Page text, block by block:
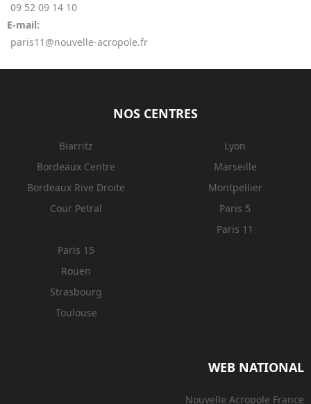
09 52 09 14 10
E-mail:
paris11@nouvelle-acropole.fr
NOS CENTRES
Biarritz
Bordeaux Centre
Bordeaux Rive Droite
Cour Petral
Lyon
Marseille
Montpellier
Paris 5
Paris 11
Paris 15
Rouen
Strasbourg
Toulouse
WEB NATIONAL
Nouvelle Acropole France